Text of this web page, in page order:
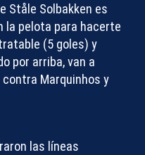
Ståle Solbakken es
la pelota para hacerte
(5 goles) y
por arriba, van a
Marquinhos y
las líneas